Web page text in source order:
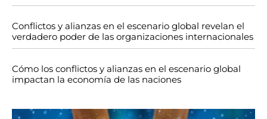
Conflictos y alianzas en el escenario global revelan el
verdadero poder de las organizaciones internacionales
Cómo los conflictos y alianzas en el escenario global
impactan la economía de las naciones